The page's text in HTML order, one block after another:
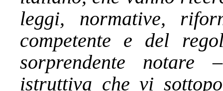
leggi, normative,
competente e del
sorprendente notare
istruttiva che vi